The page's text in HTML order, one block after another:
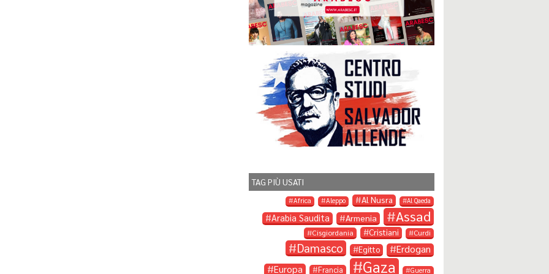
TAG PIÙ USATI
Africa Aleppo Al Nusra Al Qaeda
Arabia Saudita Armenia Assad
Cisgiordania Cristiani Curdi
Damasco Egitto
Erdogan
Europa
Francia Gaza Guerra